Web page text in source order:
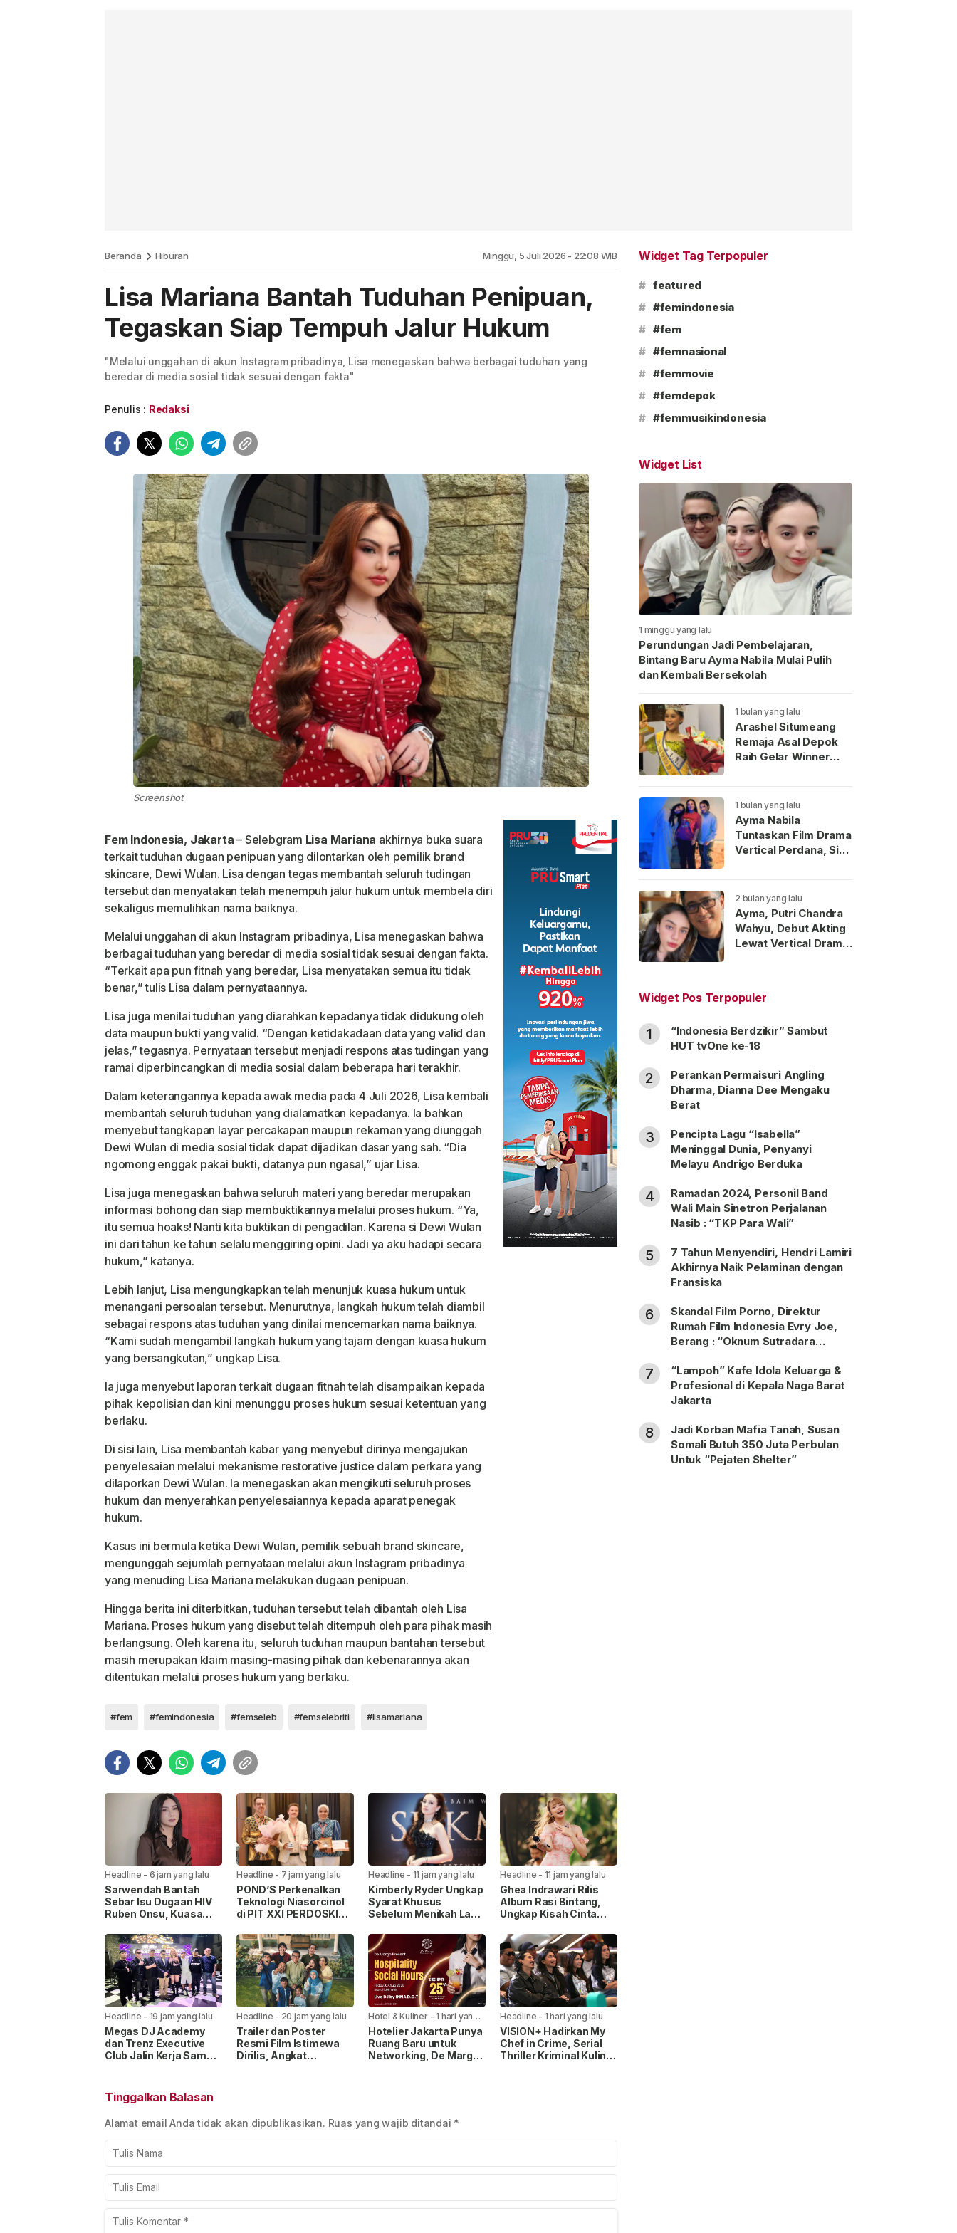
Beranda Hiburan Minggu, 5 Juli 2026 - 22:08 WIB
Lisa Mariana Bantah Tuduhan Penipuan,
Tegaskan Siap Tempuh Jalur Hukum
"Melalui unggahan di akun Instagram pribadinya, Lisa menegaskan bahwa berbagai tuduhan yang
beredar di media sosial tidak sesuai dengan fakta"
Penulis : Redaksi
Screenshot
Fem Indonesia, Jakarta – Selebgram Lisa Mariana akhirnya buka suara
terkait tuduhan dugaan penipuan yang dilontarkan oleh pemilik brand
skincare, Dewi Wulan. Lisa dengan tegas membantah seluruh tudingan
tersebut dan menyatakan telah menempuh jalur hukum untuk membela diri
sekaligus memulihkan nama baiknya.
Melalui unggahan di akun Instagram pribadinya, Lisa menegaskan bahwa
berbagai tuduhan yang beredar di media sosial tidak sesuai dengan fakta.
“Terkait apa pun fitnah yang beredar, Lisa menyatakan semua itu tidak
benar,” tulis Lisa dalam pernyataannya.
Lisa juga menilai tuduhan yang diarahkan kepadanya tidak didukung oleh
data maupun bukti yang valid. “Dengan ketidakadaan data yang valid dan
jelas,” tegasnya. Pernyataan tersebut menjadi respons atas tudingan yang
ramai diperbincangkan di media sosial dalam beberapa hari terakhir.
Dalam keterangannya kepada awak media pada 4 Juli 2026, Lisa kembali
membantah seluruh tuduhan yang dialamatkan kepadanya. Ia bahkan
menyebut tangkapan layar percakapan maupun rekaman yang diunggah
Dewi Wulan di media sosial tidak dapat dijadikan dasar yang sah. “Dia
ngomong enggak pakai bukti, datanya pun ngasal,” ujar Lisa.
Lisa juga menegaskan bahwa seluruh materi yang beredar merupakan
informasi bohong dan siap membuktikannya melalui proses hukum. “Ya,
itu semua hoaks! Nanti kita buktikan di pengadilan. Karena si Dewi Wulan
ini dari tahun ke tahun selalu menggiring opini. Jadi ya aku hadapi secara
hukum,” katanya.
Lebih lanjut, Lisa mengungkapkan telah menunjuk kuasa hukum untuk
menangani persoalan tersebut. Menurutnya, langkah hukum telah diambil
sebagai respons atas tuduhan yang dinilai mencemarkan nama baiknya.
“Kami sudah mengambil langkah hukum yang tajam dengan kuasa hukum
yang bersangkutan,” ungkap Lisa.
Ia juga menyebut laporan terkait dugaan fitnah telah disampaikan kepada
pihak kepolisian dan kini menunggu proses hukum sesuai ketentuan yang
berlaku.
Di sisi lain, Lisa membantah kabar yang menyebut dirinya mengajukan
penyelesaian melalui mekanisme restorative justice dalam perkara yang
dilaporkan Dewi Wulan. Ia menegaskan akan mengikuti seluruh proses
hukum dan menyerahkan penyelesaiannya kepada aparat penegak
hukum.
Kasus ini bermula ketika Dewi Wulan, pemilik sebuah brand skincare,
mengunggah sejumlah pernyataan melalui akun Instagram pribadinya
yang menuding Lisa Mariana melakukan dugaan penipuan.
Hingga berita ini diterbitkan, tuduhan tersebut telah dibantah oleh Lisa
Mariana. Proses hukum yang disebut telah ditempuh oleh para pihak masih
berlangsung. Oleh karena itu, seluruh tuduhan maupun bantahan tersebut
masih merupakan klaim masing-masing pihak dan kebenarannya akan
ditentukan melalui proses hukum yang berlaku.
#fem #femindonesia #femseleb #femselebriti #lisamariana
Headline - 6 jam yang lalu
Sarwendah Bantah
Sebar Isu Dugaan HIV
Ruben Onsu, Kuasa
Headline - 7 jam yang lalu
POND’S Perkenalkan
Teknologi Niasorcinol
di PIT XXI PERDOSKI
“Real Glow” Berbasis
Sains
Headline - 11 jam yang lalu
Kimberly Ryder Ungkap
Syarat Khusus
Sebelum Menikah Lagi,
Pasangan
Headline - 11 jam yang lalu
Ghea Indrawari Rilis
Album Rasi Bintang,
Ungkap Kisah Cinta
Headline - 19 jam yang lalu
Megas DJ Academy
dan Trenz Executive
Club Jalin Kerja Sama,
Headline - 20 jam yang lalu
Trailer dan Poster
Resmi Film Istimewa
Dirilis, Angkat
Hotel & Kuliner -1 hari yang
lalu
Hotelier Jakarta Punya
Ruang Baru untuk
Networking, De Margo
Headline - 1 hari yang lalu
VISION+ Hadirkan My
Chef in Crime, Serial
Thriller Kriminal Kuliner
Tinggalkan Balasan
Alamat email Anda tidak akan dipublikasikan. Ruas yang wajib ditandai *
Widget Tag Terpopuler
# featured
# #femindonesia
# #fem
# #femnasional
# #femmovie
# #femdepok
# #femmusikindonesia
Widget List
1 minggu yang lalu
Perundungan Jadi Pembelajaran,
Bintang Baru Ayma Nabila Mulai Pulih
dan Kembali Bersekolah
1 bulan yang lalu
Arashel Situmeang
Remaja Asal Depok
Raih Gelar Winner
1 bulan yang lalu
Ayma Nabila
Tuntaskan Film Drama
Vertical Perdana, Siap
Indonesia
2 bulan yang lalu
Ayma, Putri Chandra
Wahyu, Debut Akting
Lewat Vertical Drama
Widget Pos Terpopuler
1
“Indonesia Berdzikir” Sambut
HUT tvOne ke-18
2
Perankan Permaisuri Angling
Dharma, Dianna Dee Mengaku
Berat
3
Pencipta Lagu “Isabella”
Meninggal Dunia, Penyanyi
Melayu Andrigo Berduka
4
Ramadan 2024, Personil Band
Wali Main Sinetron Perjalanan
Nasib : “TKP Para Wali”
5
7 Tahun Menyendiri, Hendri Lamiri
Akhirnya Naik Pelaminan dengan
Fransiska
6
Skandal Film Porno, Direktur
Rumah Film Indonesia Evry Joe,
Berang : “Oknum Sutradara
7
“Lampoh” Kafe Idola Keluarga &
Profesional di Kepala Naga Barat
Jakarta
8
Jadi Korban Mafia Tanah, Susan
Somali Butuh 350 Juta Perbulan
Untuk “Pejaten Shelter”